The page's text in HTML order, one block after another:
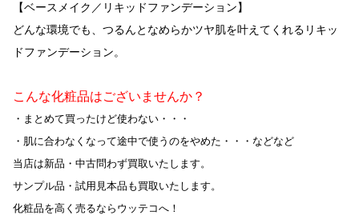
【ベースメイク／リキッドファンデーション】
どんな環境でも、つるんとなめらかツヤ肌を叶えてくれるリキッ
ドファンデーション。
こんな化粧品はございませんか？
・まとめて買ったけど使わない・・・
・肌に合わなくなって途中で使うのをやめた・・・などなど
当店は新品・中古問わず買取いたします。
サンプル品・試用見本品も買取いたします。
化粧品を高く売るならウッテコへ！